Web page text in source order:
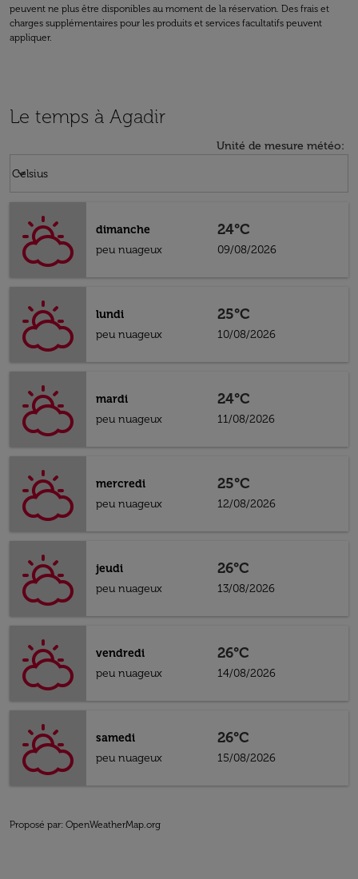
peuvent ne plus être disponibles au moment de la réservation. Des frais et
charges supplémentaires pour les produits et services facultatifs peuvent
appliquer.
Le temps à Agadir
Unité de mesure météo:
Celsius
keyboard_arrow_down
dimanche
peu nuageux
24°C
09/08/2026
lundi
peu nuageux
25°C
10/08/2026
mardi
peu nuageux
24°C
11/08/2026
mercredi
peu nuageux
25°C
12/08/2026
jeudi
peu nuageux
26°C
13/08/2026
vendredi
peu nuageux
26°C
14/08/2026
samedi
peu nuageux
26°C
15/08/2026
Proposé par: OpenWeatherMap.org